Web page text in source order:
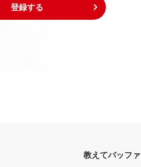
登録する
教えてバッフ